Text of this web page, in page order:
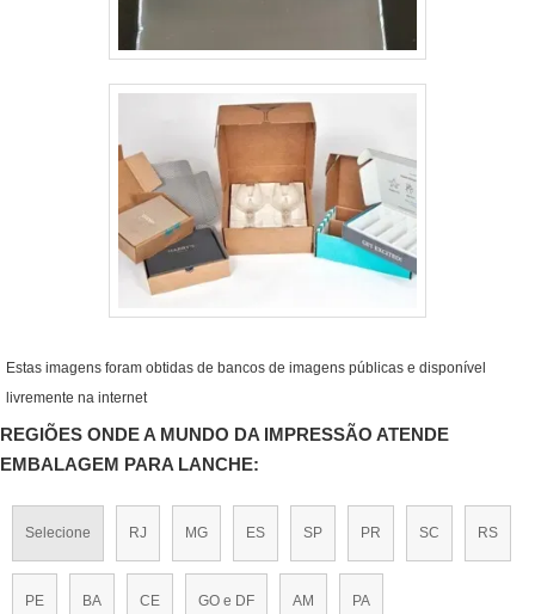
Estas imagens foram obtidas de bancos de imagens públicas e disponível
livremente na internet
REGIÕES ONDE A MUNDO DA IMPRESSÃO ATENDE
EMBALAGEM PARA LANCHE:
Selecione RJ MG ES SP PR SC RS
PE BA CE GO e DF AM PA